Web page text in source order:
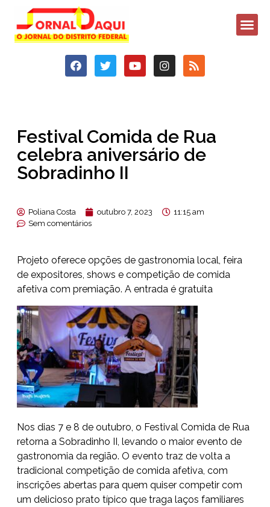
Festival Comida de Rua
celebra aniversário de
Sobradinho II
Poliana Costa outubro 7, 2023
11:15 am
Sem comentários
Projeto oferece opções de gastronomia local, feira
de expositores, shows e competição de comida
afetiva com premiação. A entrada é gratuita
Nos dias 7 e 8 de outubro, o Festival Comida de Rua
retorna a Sobradinho II, levando o maior evento de
gastronomia da região. O evento traz de volta a
tradicional competição de comida afetiva, com
inscrições abertas para quem quiser competir com
um delicioso prato típico que traga laços familiares